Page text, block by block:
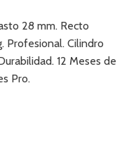
28 mm. Recto
Profesional. Cilindro
12 Meses de
Pro.